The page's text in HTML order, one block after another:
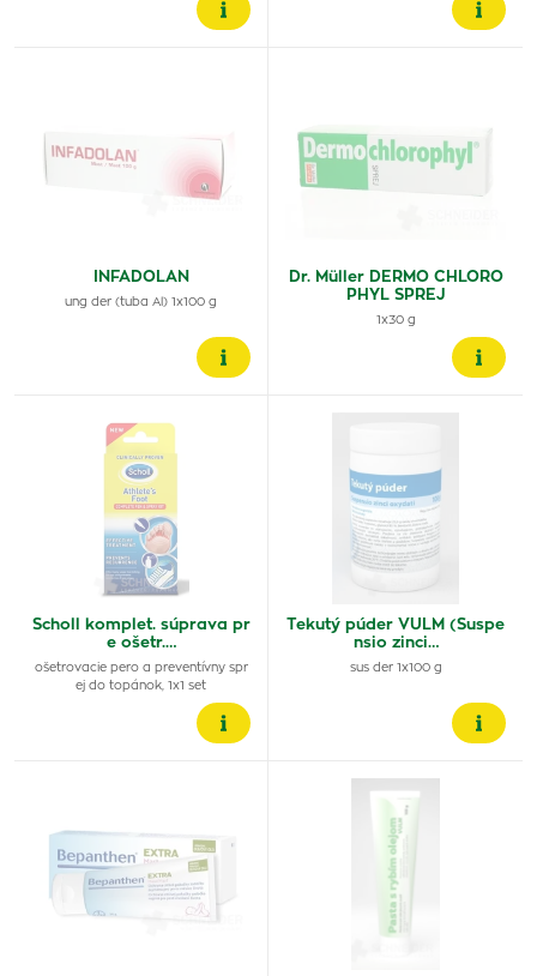
INFADOLAN
ung der (tuba Al) 1x100 g
Dr. Müller DERMO CHLORO
PHYL SPREJ
1x30 g
Scholl komplet. súprava pr
e ošetr.…
ošetrovacie pero a preventívny spr
ej do topánok, 1x1 set
Tekutý púder VULM (Suspe
nsio zinci…
sus der 1x100 g